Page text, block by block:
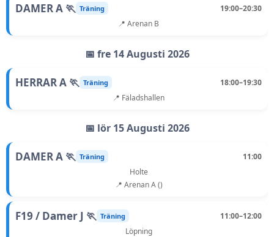
DAMER A 🏃 Träning
19:00–20:30
📍 Arenan B
📅 fre 14 Augusti 2026
HERRAR A 🏃 Träning
18:00–19:30
📍 Fäladshallen
📅 lör 15 Augusti 2026
DAMER A 🏃 Träning
11:00
Holte
📍 Arenan A ()
F19 / Damer J 🏃 Träning
11:00–12:00
Löpning